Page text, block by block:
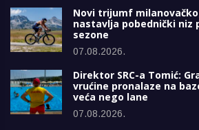
Novi trijumf
nastavlja pobednički niz
sezone
07.08.2026.
Direktor SRC-a Tomić:
vrućine pronalaze na
veća nego lane
07.08.2026.